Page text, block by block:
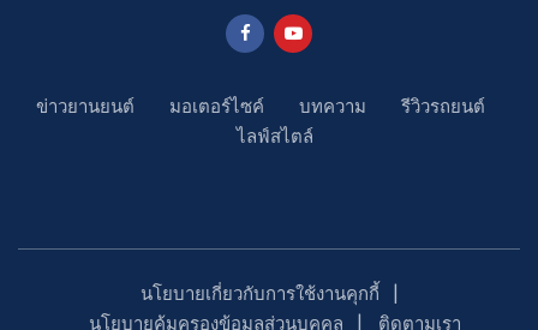
ข่าวยานยนต์ มอเตอร์ไซค์ บทความ
รีวิวรถยนต์
ไลฟ์สไตล์
นโยบายเกี่ยวกับการใช้งานคุกกี้
นโยบายคุ้มครองข้อมูลส่วนบุคคล
ติดตามเรา